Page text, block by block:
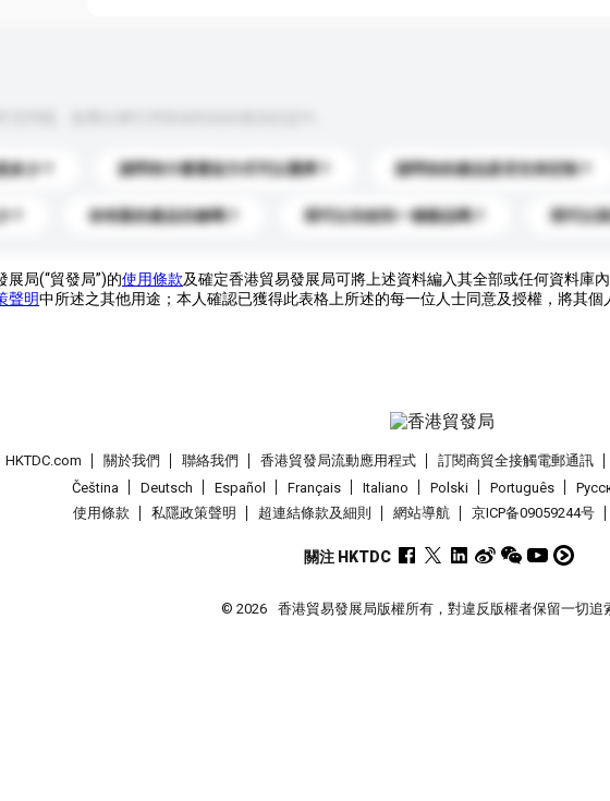
少？ 請問有什麼運送方式可以選擇？ 請問你的產品是否支持定制？
你有新的產品目錄嗎？ 我可以先收到一個樣品嗎？ 我可以
局(“貿發局”)的使用條款及確定香港貿易發展局可將上述資料編入其全部或任何資料庫
聲明中所述之其他用途；本人確認已獲得此表格上所述的每一位人士同意及授權，將其個
HKTDC.com 關於我們 聯絡我們 香港貿發局流動應用程式 訂閱商貿全接觸電郵通訊
Čeština
Deutsch Español Français Italiano Polski Português
使用條款
私隱政策聲明 超連結條款及細則 網站導航 京ICP备09059244号
關注 HKTDC
© 2026 香港貿易發展局版權所有，對違反版權者保留一切追